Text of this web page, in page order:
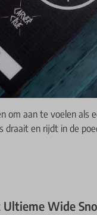
om aan te voelen als
en rijdt in de
Wide